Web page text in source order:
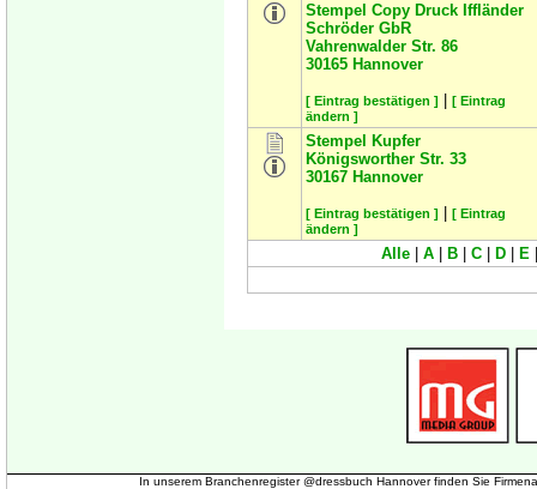
Stempel Copy Druck Iffländer
Schröder GbR
Vahrenwalder Str. 86
30165 Hannover
[ Eintrag bestätigen ]
[ Eintrag
ändern ]
Stempel Kupfer
Königsworther Str. 33
30167 Hannover
[ Eintrag bestätigen ]
[ Eintrag
ändern ]
Alle A B C D E
In unserem Branchenregister @dressbuch Hannover finden Sie